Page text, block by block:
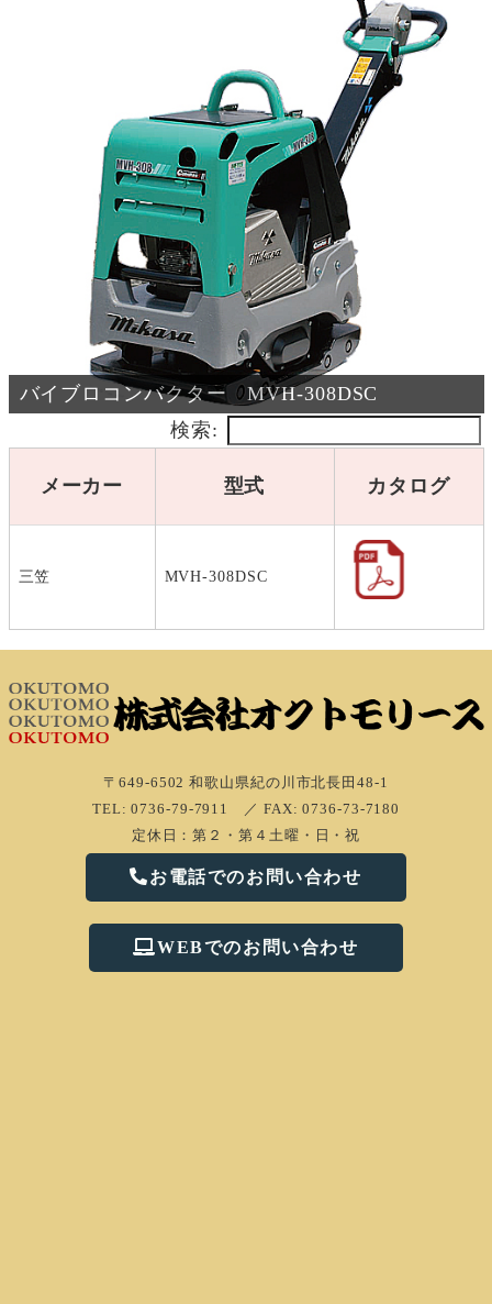
バイブロコンバクター MVH-308DSC
検索:
メーカー 型式 カタログ
三笠 MVH-308DSC
〒649-6502 和歌山県紀の川市北⾧田48-1
TEL: 0736-79-7911 ／ FAX: 0736-73-7180
定休日：第２・第４土曜・日・祝
お電話でのお問い合わせ
WEBでのお問い合わせ